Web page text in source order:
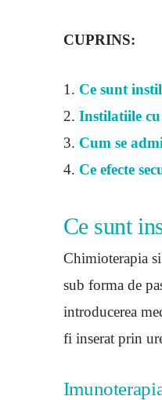
CUPRINS:
1. Ce sunt
2. Instilatiile
3. Cum se
4. Ce efecte
Ce sunt
Chimioterapia
sub forma de
introducerea
fi inserat prin